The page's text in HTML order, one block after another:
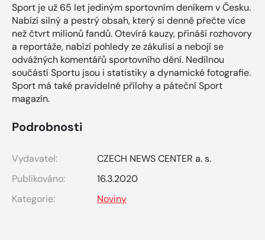
Sport je už 65 let jediným sportovním deníkem v Česku.
Nabízí silný a pestrý obsah, který si denně přečte více
než čtvrt milionů fandů. Otevírá kauzy, přináší rozhovory
a reportáže, nabízí pohledy ze zákulisí a nebojí se
odvážných komentářů sportovního dění. Nedílnou
součástí Sportu jsou i statistiky a dynamické fotografie.
Sport má také pravidelné přílohy a páteční Sport
magazín.
Podrobnosti
Vydavatel:
CZECH NEWS CENTER a. s.
Publikováno:
16.3.2020
Kategorie:
Noviny